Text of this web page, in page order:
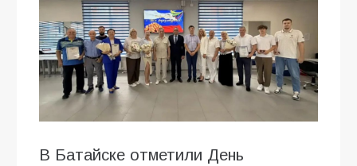
В Батайске отметили День